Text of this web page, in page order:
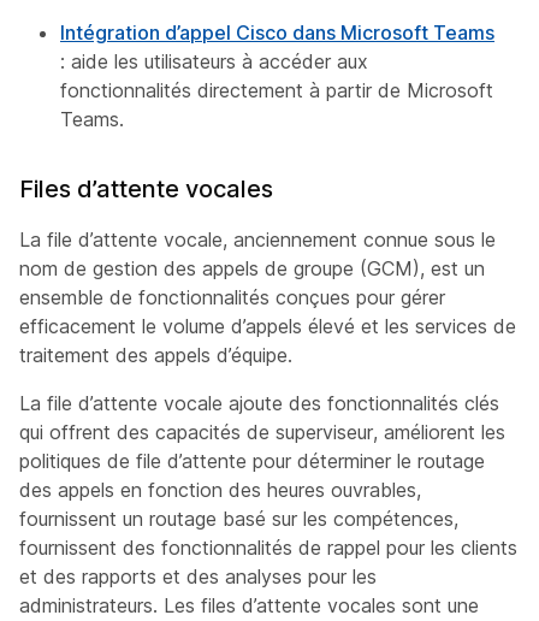
Intégration d’appel Cisco dans Microsoft Teams
: aide les utilisateurs à accéder aux
fonctionnalités directement à partir de Microsoft
Teams.
Files d’attente vocales
La file d’attente vocale, anciennement connue sous le
nom de gestion des appels de groupe (GCM), est un
ensemble de fonctionnalités conçues pour gérer
efficacement le volume d’appels élevé et les services de
traitement des appels d’équipe.
La file d’attente vocale ajoute des fonctionnalités clés
qui offrent des capacités de superviseur, améliorent les
politiques de file d’attente pour déterminer le routage
des appels en fonction des heures ouvrables,
fournissent un routage basé sur les compétences,
fournissent des fonctionnalités de rappel pour les clients
et des rapports et des analyses pour les
administrateurs. Les files d’attente vocales sont une